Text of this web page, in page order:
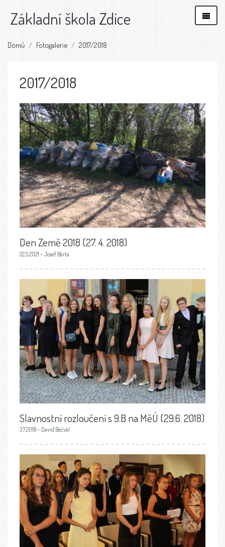
Základní škola Zdice
Domů Fotogalerie 2017/2018
2017/2018
Den Země 2018 (27. 4. 2018)
22.5.2021 – Josef Bárta
Slavnostní rozloučení s 9.B na MěÚ (29.6. 2018)
3.7.2018 – David Bečvář